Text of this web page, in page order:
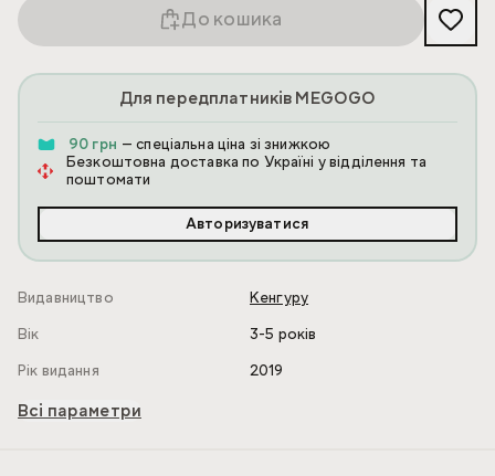
До кошика
Для передплатників MEGOGO
90 грн — спеціальна ціна зі знижкою
Безкоштовна доставка по Україні у відділення та
поштомати
Авторизуватися
Видавництво
Кенгуру
Вік
3-5 років
Рік видання
2019
Всі параметри